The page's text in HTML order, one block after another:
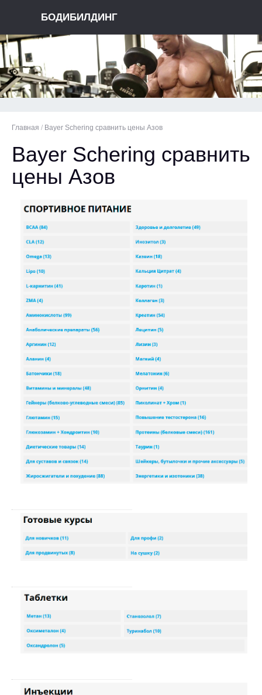
БОДИБИЛДИНГ
Главная / Bayer Schering сравнить цены Азов
Bayer Schering сравнить
цены Азов